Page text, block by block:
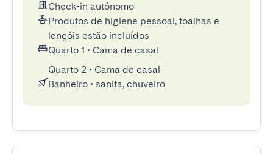
Check-in autónomo
Produtos de higiene pessoal, toalhas e
lençóis estão incluídos
Quarto 1 • Cama de casal
Quarto 2 • Cama de casal
Banheiro • sanita, chuveiro